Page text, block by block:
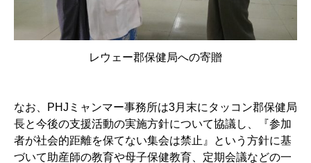
レウェー郡保健局への寄贈
なお、PHJミャンマー事務所は3月末にタッコン郡保健局
長と今後の支援活動の実施方針について協議し、『参加
者が社会的距離を保てない集会は禁止』という方針に基
づいて助産師の教育や母子保健教育、定期会議などの一